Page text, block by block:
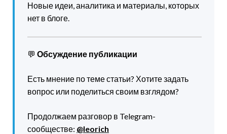
Новые идеи, аналитика и материалы, которых
нет в блоге.
💬 Обсуждение публикации
Есть мнение по теме статьи? Хотите задать
вопрос или поделиться своим взглядом?
Продолжаем разговор в Telegram-
сообществе: @leorich